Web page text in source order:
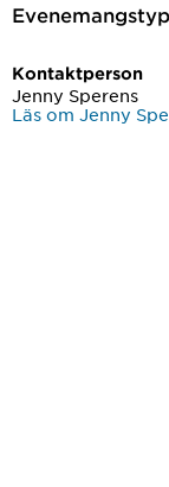
Kontaktperson
Jenny Sperens
Läs om Jenny